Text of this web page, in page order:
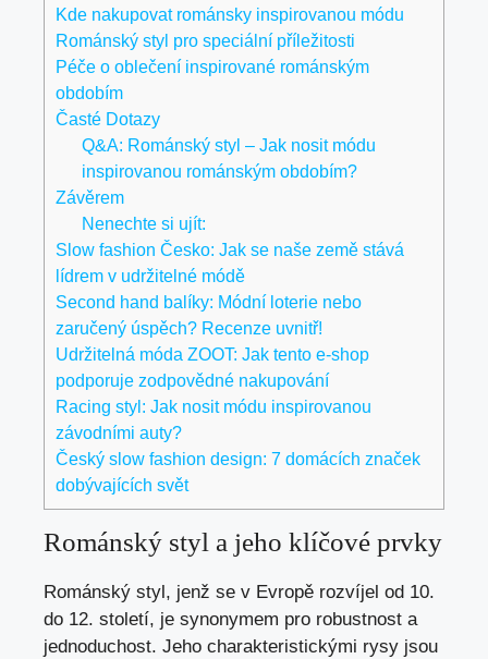
Kde nakupovat románsky inspirovanou módu
Románský styl pro speciální příležitosti
Péče o oblečení inspirované románským
obdobím
Časté Dotazy
Q&A: Románský styl – Jak nosit módu
inspirovanou románským obdobím?
Závěrem
Nenechte si ujít:
Slow fashion Česko: Jak se naše země stává
lídrem v udržitelné módě
Second hand balíky: Módní loterie nebo
zaručený úspěch? Recenze uvnitř!
Udržitelná móda ZOOT: Jak tento e-shop
podporuje zodpovědné nakupování
Racing styl: Jak nosit módu inspirovanou
závodními auty?
Český slow fashion design: 7 domácích značek
dobývajících svět
Románský styl a jeho klíčové prvky
Románský styl, jenž se v Evropě rozvíjel od 10.
do 12. století, je synonymem pro robustnost a
jednoduchost. Jeho charakteristickými rysy jsou